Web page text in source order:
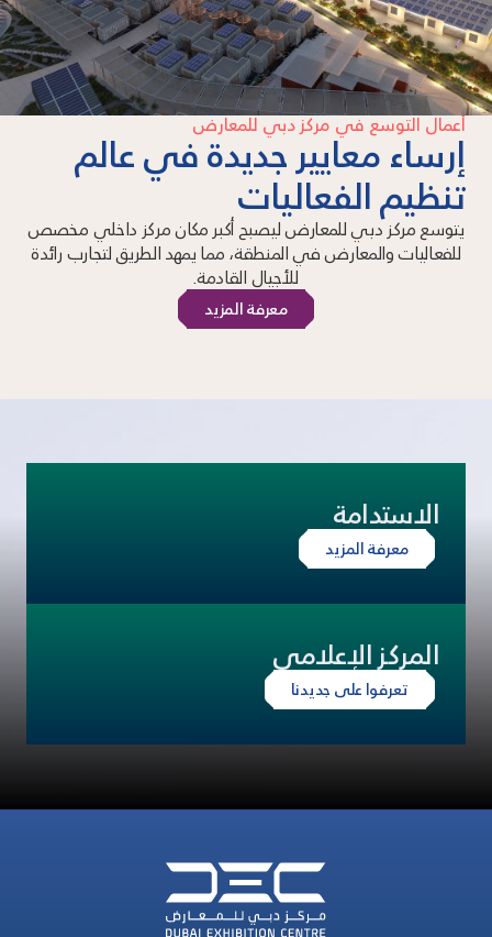
أعمال التوسع في مركز دبي للمعارض
إرساء معايير جديدة في عالم
تنظيم الفعاليات
يتوسع مركز دبي للمعارض ليصبح أكبر مكان مركز داخلي مخصص
للفعاليات والمعارض في المنطقة، مما يمهد الطريق لتجارب رائدة
للأجيال القادمة.
معرفة المزيد
الاستدامة
معرفة المزيد
المركز الإعلامي
تعرفوا على جديدنا